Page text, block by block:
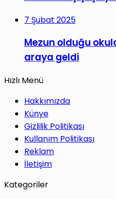
7 Şubat 2025
Mezun olduğu
araya geldi
Hızlı Menü
Hakkımızda
Künye
Gizlilik Politikası
Kullanım Politikası
Reklam
İletişim
Kategoriler